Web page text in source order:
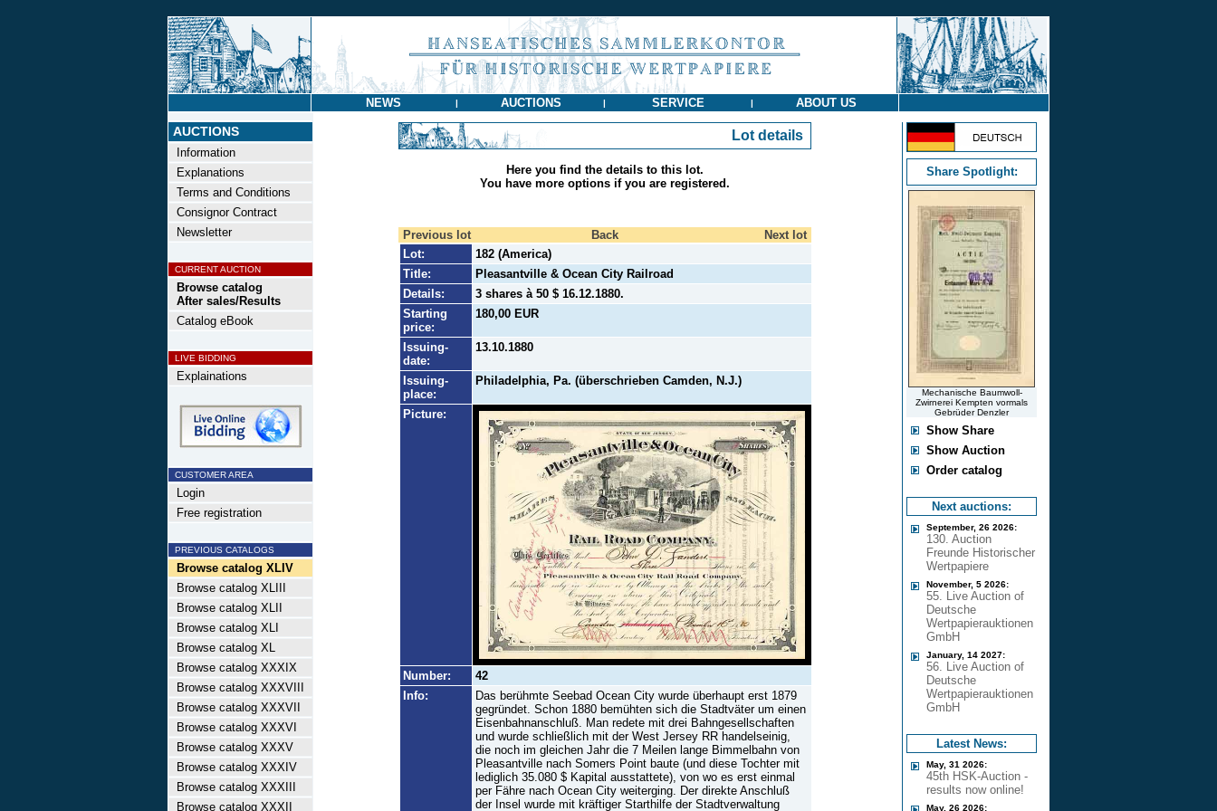
NEWS | AUCTIONS | SERVICE | ABOUT US
AUCTIONS
Information
Explanations
Terms and Conditions
Consignor Contract
Newsletter
CURRENT AUCTION
Browse catalog
After sales/Results
Catalog eBook
LIVE BIDDING
Explainations
CUSTOMER AREA
Login
Free registration
PREVIOUS CATALOGS
Browse catalog XLIV
Browse catalog XLIII
Browse catalog XLII
Browse catalog XLI
Browse catalog XL
Browse catalog XXXIX
Browse catalog XXXVIII
Browse catalog XXXVII
Browse catalog XXXVI
Browse catalog XXXV
Browse catalog XXXIV
Browse catalog XXXIII
Browse catalog XXXII
Lot details
Here you find the details to this lot.
You have more options if you are registered.
Previous lot Back
Next lot
Lot:
182 (America)
Title:
Pleasantville & Ocean City Railroad
Details:
3 shares à 50 $ 16.12.1880.
Starting
price:
180,00 EUR
Issuing-
date:
13.10.1880
Issuing-
place:
Philadelphia, Pa. (überschrieben Camden, N.J.)
Picture:
Number:
42
Info:
Das berühmte Seebad Ocean City wurde überhaupt erst 1879
gegründet. Schon 1880 bemühten sich die Stadtväter um einen
Eisenbahnanschluß. Man redete mit drei Bahngesellschaften
und wurde schließlich mit der West Jersey RR handelseinig,
die noch im gleichen Jahr die 7 Meilen lange Bimmelbahn von
Pleasantville nach Somers Point baute (und diese Tochter mit
lediglich 35.080 $ Kapital ausstattete), von wo es erst einmal
per Fähre nach Ocean City weiterging. Der direkte Anschluß
der Insel wurde mit kräftiger Starthilfe der Stadtverwaltung
Share Spotlight:
Mechanische Baumwoll-
Zwirnerei Kempten vormals
Gebrüder Denzler
Show Share
Show Auction
Order catalog
Next auctions:
September, 26 2026:
130. Auction
Freunde Historischer
Wertpapiere
November, 5 2026:
55. Live Auction of
Deutsche
Wertpapierauktionen
GmbH
January, 14 2027:
56. Live Auction of
Deutsche
Wertpapierauktionen
GmbH
Latest News:
May, 31 2026:
45th HSK-Auction -
results now online!
May, 26 2026: